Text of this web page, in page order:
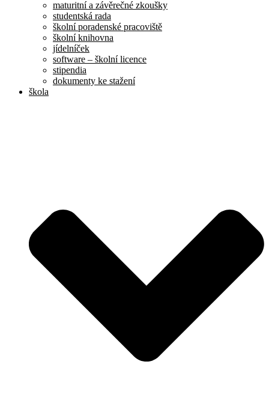
maturitní a závěrečné zkoušky
studentská rada
školní poradenské pracoviště
školní knihovna
jídelníček
software – školní licence
stipendia
dokumenty ke stažení
škola